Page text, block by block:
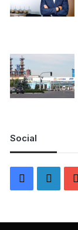
Social
c
n